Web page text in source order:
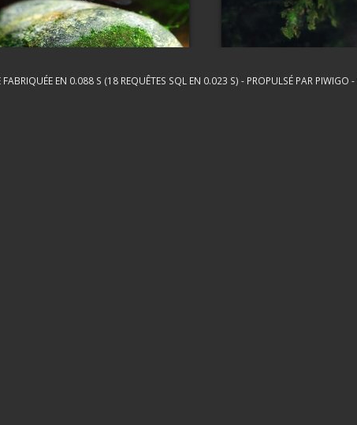
FABRIQUÉE EN 0.088 S (18 REQUÊTES SQL EN 0.023 S) - PROPULSÉ PAR PIWIGO -